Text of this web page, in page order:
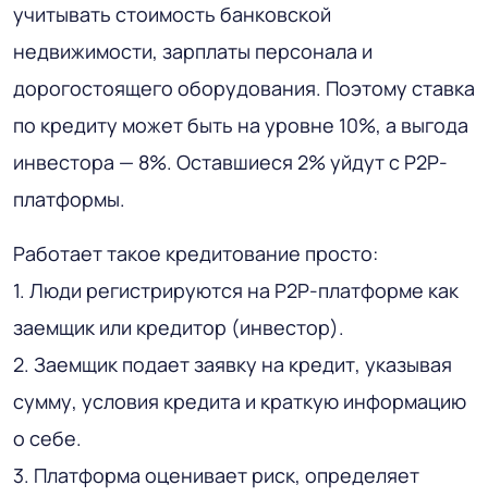
учитывать стоимость банковской
недвижимости, зарплаты персонала и
дорогостоящего оборудования. Поэтому ставка
по кредиту может быть на уровне 10%, а выгода
инвестора — 8%. Оставшиеся 2% уйдут с P2P-
платформы.
Работает такое кредитование просто:
1. Люди регистрируются на P2P-платформе как
заемщик или кредитор (инвестор).
2. Заемщик подает заявку на кредит, указывая
сумму, условия кредита и краткую информацию
о себе.
3. Платформа оценивает риск, определяет